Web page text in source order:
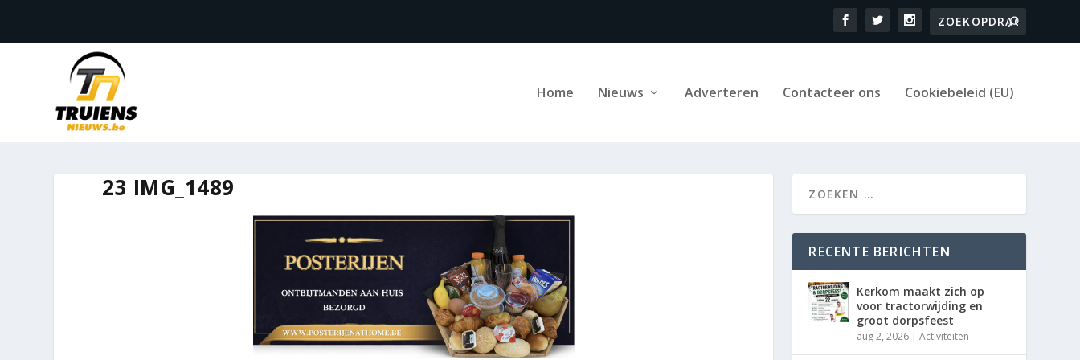
Home Nieuws Adverteren Contacteer ons Cookiebeleid (EU)
23 IMG_1489
RECENTE BERICHTEN
Kerkom maakt zich op
voor tractorwijding en
groot dorpsfeest
aug 2, 2026 |Activiteiten